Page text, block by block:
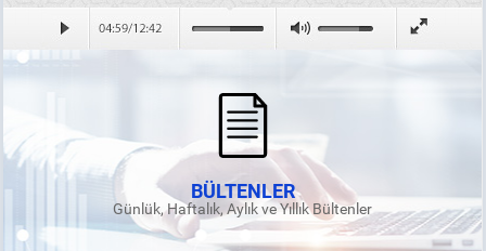
BÜLTENLER
Günlük, Haftalık, Aylık ve Yıllık Bültenler